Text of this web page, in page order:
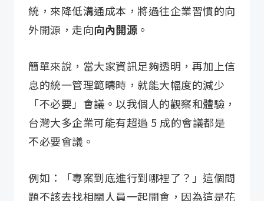
統，來降低溝通成本，將過往企業習慣的向
外開源，走向向內開源 。
簡單來說，當大家資訊足夠透明，再加上信
息的統一管理範疇時，就能大幅度的減少
「不必要」會議。以我個人的觀察和體驗，
台灣大多企業可能有超過 5 成的會議都是
不必要會議。
例如：「專案到底進行到哪裡了？」這個問
題不該去找相關人員一起開會，因為這是花